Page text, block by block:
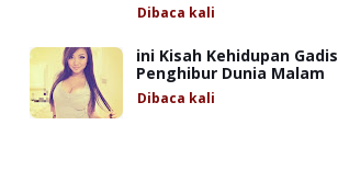
Dibaca kali
ini Kisah Kehidupan Gadis
Penghibur Dunia Malam
Dibaca kali